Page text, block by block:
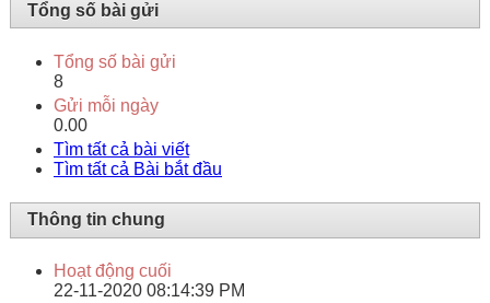
Tổng số bài gửi
Tổng số bài gửi
8
Gửi mỗi ngày
0.00
Tìm tất cả bài viết
Tìm tất cả Bài bắt đầu
Thông tin chung
Hoạt động cuối
22-11-2020 08:14:39 PM